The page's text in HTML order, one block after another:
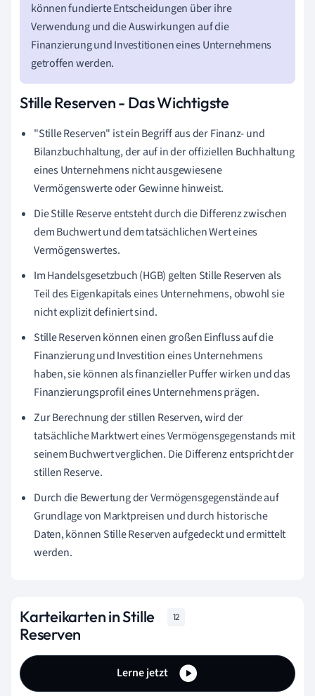
können fundierte Entscheidungen über ihre
Verwendung und die Auswirkungen auf die
Finanzierung und Investitionen eines Unternehmens
getroffen werden.
Stille Reserven - Das Wichtigste
"Stille Reserven" ist ein Begriff aus der Finanz- und
Bilanzbuchhaltung, der auf in der offiziellen Buchhaltung
eines Unternehmens nicht ausgewiesene
Vermögenswerte oder Gewinne hinweist.
Die Stille Reserve entsteht durch die Differenz zwischen
dem Buchwert und dem tatsächlichen Wert eines
Vermögenswertes.
Im Handelsgesetzbuch (HGB) gelten Stille Reserven als
Teil des Eigenkapitals eines Unternehmens, obwohl sie
nicht explizit definiert sind.
Stille Reserven können einen großen Einfluss auf die
Finanzierung und Investition eines Unternehmens
haben, sie können als finanzieller Puffer wirken und das
Finanzierungsprofil eines Unternehmens prägen.
Zur Berechnung der stillen Reserven, wird der
tatsächliche Marktwert eines Vermögensgegenstands mit
seinem Buchwert verglichen. Die Differenz entspricht der
stillen Reserve.
Durch die Bewertung der Vermögensgegenstände auf
Grundlage von Marktpreisen und durch historische
Daten, können Stille Reserven aufgedeckt und ermittelt
werden.
Karteikarten in Stille
Reserven
12
Lerne jetzt